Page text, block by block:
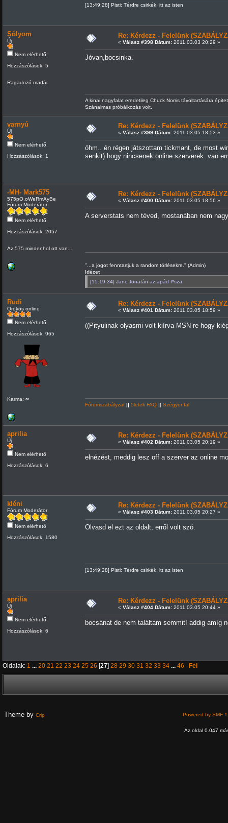
[13:49:28] Pisti: Térdre csirkék, itt az isten
Sólyom
Új
Nem elérhető
Hozzászólások: 5
Ragadozó madár
Re: Kérdezz - Felelünk
« Válasz #398 Dátum:2011.03.03 20:29 »
Jóvan,bocsinka.
A kinai nagyfalat eredetileg Chuck Norris távoltartására
Szánalmas próbálkozás volt.
varnyú
Új
Nem elérhető
Hozzászólások: 1
Re: Kérdezz - Felelünk
« Válasz #399 Dátum:2011.03.05 18:53 »
öhm.. én régen játszottam tickmant, de most
senkit) hogy nincsenek online szerverek. van
-MH- Mark575
575pO.oWeRmAyBe
Fórum Moderátor
Nem elérhető
Hozzászólások: 2057
Az 575 mindenhol ott van...
Re: Kérdezz - Felelünk
« Válasz #400 Dátum:2011.03.05 18:56 »
A serverstats nem téved, mostanában nem
"...a jogot fenntartjuk a random törlésekre." (Admin)
Idézet
[15:19:34] Jani: Jonatán az apád f*sza
Rudi
Örökös online
Nem elérhető
Hozzászólások: 965
Karma: ∞
Re: Kérdezz - Felelünk
« Válasz #401 Dátum:2011.03.05 18:59 »
((Pityulinak olyasmi volt kiírva MSN-re hogy
Fórumszabályzat || 5letek FAQ|| Szégyenfal
aprilia
Új
Nem elérhető
Hozzászólások: 6
Re: Kérdezz - Felelünk
« Válasz #402 Dátum:2011.03.05 20:19 »
elnézést, meddig lesz off a szerver az online
kléni
Fórum Moderátor
Nem elérhető
Hozzászólások: 1580
Re: Kérdezz - Felelünk
« Válasz #403 Dátum:2011.03.05 20:27 »
Olvasd el ezt az oldalt, erről volt szó.
[13:49:28] Pisti: Térdre csirkék, itt az isten
aprilia
Új
Nem elérhető
Hozzászólások: 6
Re: Kérdezz - Felelünk
« Válasz #404 Dátum:2011.03.05 20:44 »
bocsánat de nem találtam semmit! addig amíg
Oldalak: 1 ... 20 21 22 23 24 25 26 [27] 28 29 30 31 32 33 34 ... 46 Fel
Theme by Crip Powered by SMF
Az oldal 0.047